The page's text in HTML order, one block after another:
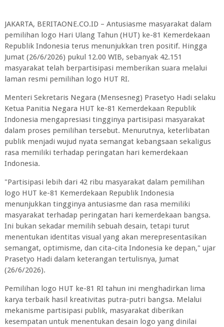
JAKARTA, BERITAONE.CO.ID – Antusiasme masyarakat dalam
pemilihan logo Hari Ulang Tahun (HUT) ke-81 Kemerdekaan
Republik Indonesia terus menunjukkan tren positif. Hingga
Jumat (26/6/2026) pukul 12.00 WIB, sebanyak 42.151
masyarakat telah berpartisipasi memberikan suara melalui
laman resmi pemilihan logo HUT RI.
Menteri Sekretaris Negara (Mensesneg) Prasetyo Hadi selaku
Ketua Panitia Negara HUT ke-81 Kemerdekaan Republik
Indonesia mengapresiasi tingginya partisipasi masyarakat
dalam proses pemilihan tersebut. Menurutnya, keterlibatan
publik menjadi wujud nyata semangat kebangsaan sekaligus
rasa memiliki terhadap peringatan hari kemerdekaan
Indonesia.
"Partisipasi lebih dari 42 ribu masyarakat dalam pemilihan
logo HUT ke-81 Kemerdekaan Republik Indonesia
menunjukkan tingginya antusiasme dan rasa memiliki
masyarakat terhadap peringatan hari kemerdekaan bangsa.
Ini bukan sekadar memilih sebuah desain, tetapi turut
menentukan identitas visual yang akan merepresentasikan
semangat, optimisme, dan cita-cita Indonesia ke depan," ujar
Prasetyo Hadi dalam keterangan tertulisnya, Jumat
(26/6/2026).
Pemilihan logo HUT ke-81 RI tahun ini menghadirkan lima
karya terbaik hasil kreativitas putra-putri bangsa. Melalui
mekanisme partisipasi publik, masyarakat diberikan
kesempatan untuk menentukan desain logo yang dinilai